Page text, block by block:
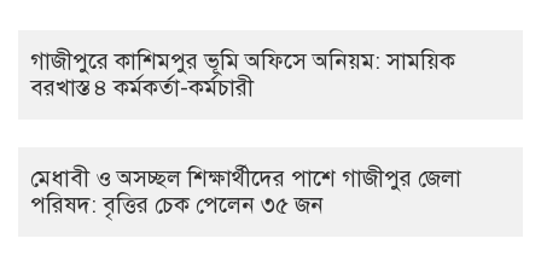
গাজীপুরে কাশিমপুর ভূমি অফিসে অনিয়ম: সাময়িক
বরখাস্ত ৪ কর্মকর্তা-কর্মচারী
মেধাবী ও অসচ্ছল শিক্ষার্থীদের পাশে গাজীপুর জেলা
পরিষদ: বৃত্তির চেক পেলেন ৩৫ জন